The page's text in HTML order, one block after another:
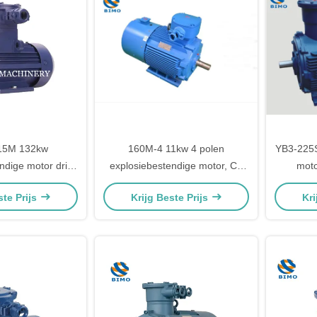
132kw
motor drie
motor
Prijs
160M-4 11kw 4 polen
explosiebestendige motor, CE
elektrische motoren 380V 660V
Krijg Beste Prijs
YB3-